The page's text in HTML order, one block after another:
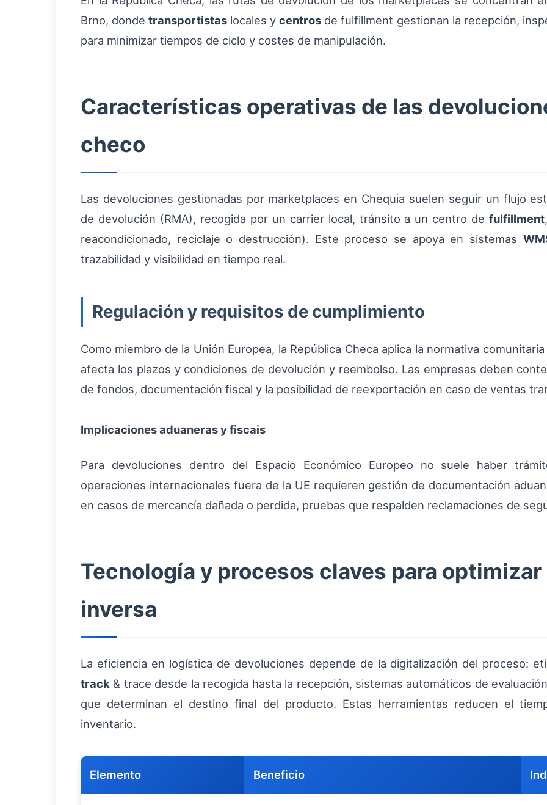
Brno, dondetransportistas locales ycentros de fulfillment gestionan la recepción,
para minimizar tiempos de ciclo y costes de manipulación.
Características operativas de las
checo
Las devoluciones gestionadas por marketplaces en Chequia suelen seguir un flujo
de devolución (RMA), recogida por un carrier local, tránsito a un centro defulfillment
reacondicionado, reciclaje o destrucción). Este proceso se apoya en sistemas
trazabilidad y visibilidad en tiempo real.
Regulación y requisitos de cumplimiento
Como miembro de la Unión Europea, la República Checa aplica la normativa
afecta los plazos y condiciones de devolución y reembolso. Las empresas deben
de fondos, documentación fiscal y la posibilidad de reexportación en caso de ventas
Implicaciones aduaneras y fiscais
Para devoluciones dentro del Espacio Económico Europeo no suele haber
operaciones internacionales fuera de la UE requieren gestión de documentación
en casos de mercancía dañada o perdida, pruebas que respalden reclamaciones de
Tecnología y procesos claves para
inversa
La eficiencia en logística de devoluciones depende de la digitalización del proceso:
track & trace desde la recogida hasta la recepción, sistemas automáticos de
que determinan el destino final del producto. Estas herramientas reducen el
inventario.
Elemento Beneficio